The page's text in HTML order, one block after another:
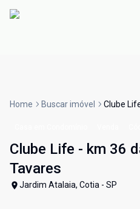
Home Buscar imóvel Clube
Clube Life - km 36
Tavares
Jardim Atalaia, Cotia - SP